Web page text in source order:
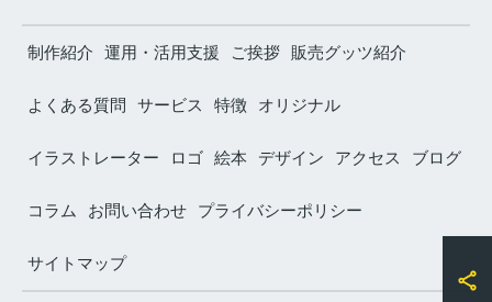
制作紹介 運用・活用支援 ご挨拶 販売グッツ紹介
よくある質問 サービス 特徴 オリジナル
イラストレーター ロゴ 絵本 デザイン アクセス ブログ
コラム お問い合わせ プライバシーポリシー
サイトマップ